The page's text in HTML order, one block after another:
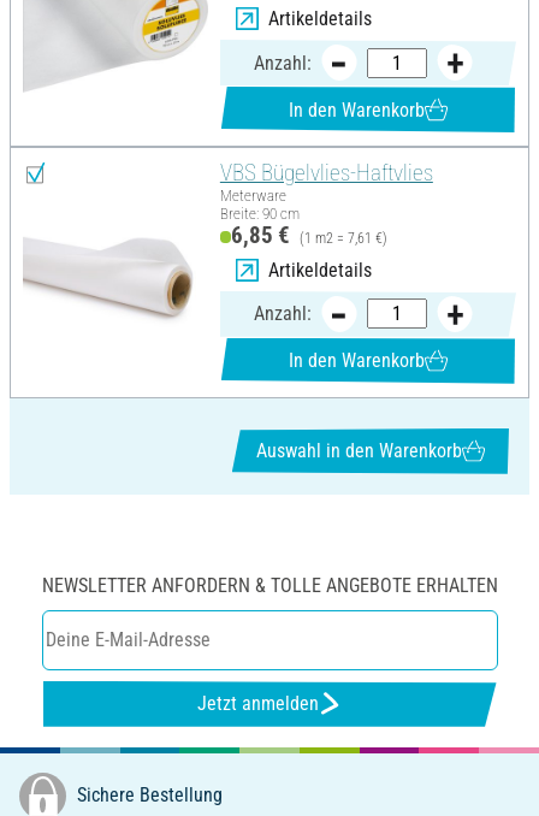
Artikeldetails
Anzahl:
In den Warenkorb
VBS Bügelvlies-Haftvlies
Meterware
Breite: 90 cm
6,85 € (1 m2 = 7,61 €)
Artikeldetails
Anzahl:
In den Warenkorb
Auswahl in den Warenkorb
NEWSLETTER ANFORDERN & TOLLE ANGEBOTE ERHALTEN
Jetzt anmelden
Sichere Bestellung